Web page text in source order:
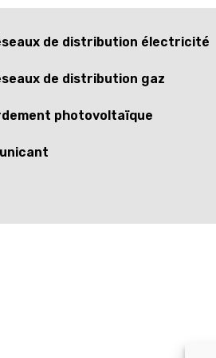
de distribution électricité
de distribution gaz
photovoltaïque